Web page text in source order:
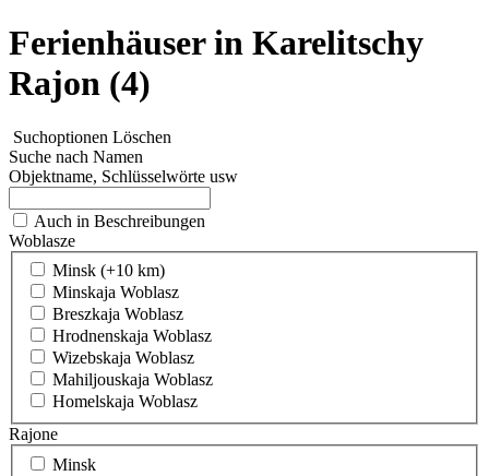
Ferienhäuser in Karelitschy
Rajon (4)
Suchoptionen Löschen
Suche nach Namen
Objektname, Schlüsselwörte usw
Auch in Beschreibungen
Woblasze
Minsk (+10 km)
Minskaja Woblasz
Breszkaja Woblasz
Hrodnenskaja Woblasz
Wizebskaja Woblasz
Mahiljouskaja Woblasz
Homelskaja Woblasz
Rajone
Minsk